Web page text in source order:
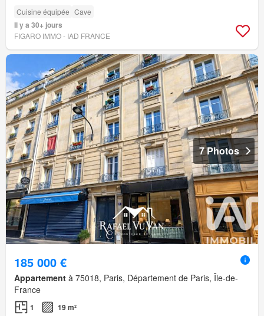
Cuisine équipée Cave
Il y a 30+ jours
FIGARO IMMO - IAD FRANCE
7 Photos
185 000 €
Appartement à 75018, Paris, Département de Paris, Île-de-
France
1 19 m²